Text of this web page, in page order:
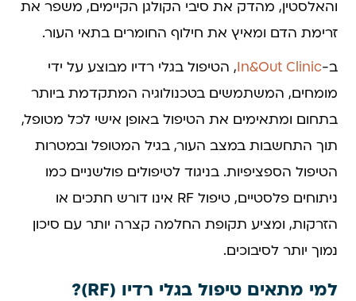
והאלסטין, מהדק את סיבי הקולגן הקיימים, משפר את
זרימת הדם ומאיץ את חילוף החומרים בתאי העור.
ב-In&Out Clinic , הטיפול בגלי רדיו מבוצע על ידי
מומחים, המשתמשים בטכנולוגיה המתקדמת ביותר
בתחום ומתאימים את הטיפול באופן אישי לכל מטופל,
תוך התחשבות במצב העור, בגיל המטופל ובמטרות
הטיפול הספציפיות. בניגוד לטיפולים פולשניים כמו
ניתוחים פלסטיים, טיפול RF אינו דורש חתכים או
הזרקות, ומציע תקופת החלמה קצרה יותר עם סיכון
נמוך יותר לסיבוכים.
למי מתאים טיפול בגלי רדיו (RF)?